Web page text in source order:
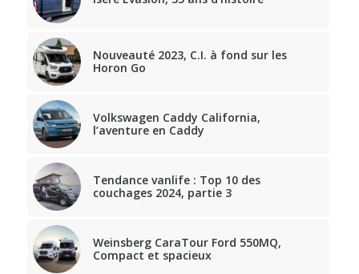
Nouveauté 2023, C.I. à fond sur les
Horon Go
Volkswagen Caddy California,
l’aventure en Caddy
Tendance vanlife : Top 10 des
couchages 2024, partie 3
Weinsberg CaraTour Ford 550MQ,
Compact et spacieux